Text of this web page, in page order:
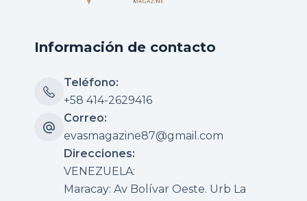
Información de contacto
Teléfono:
+58 414-2629416
Correo:
evasmagazine87@gmail.com
Direcciones:
VENEZUELA:
Maracay: Av Bolívar Oeste. Urb La